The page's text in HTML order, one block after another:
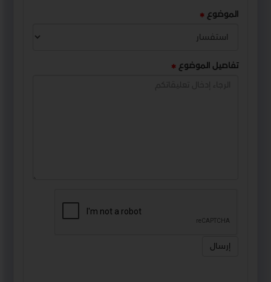
الموضوع
تفاصيل الموضوع
إرسال